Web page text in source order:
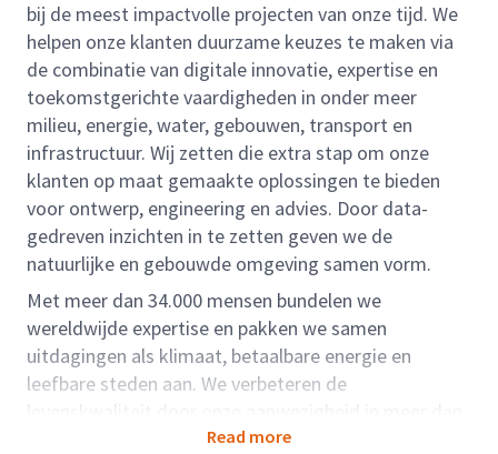
bij de meest impactvolle projecten van onze tijd. We
helpen onze klanten duurzame keuzes te maken via
de combinatie van digitale innovatie, expertise en
toekomstgerichte vaardigheden in onder meer
milieu, energie, water, gebouwen, transport en
infrastructuur. Wij zetten die extra stap om onze
klanten op maat gemaakte oplossingen te bieden
voor ontwerp, engineering en advies. Door data-
gedreven inzichten in te zetten geven we de
natuurlijke en gebouwde omgeving samen vorm.
Met meer dan 34.000 mensen bundelen we
wereldwijde expertise en pakken we samen
uitdagingen als klimaat, betaalbare energie en
leefbare steden aan. We verbeteren de
levenskwaliteit door onze aanwezigheid in meer dan
Read more